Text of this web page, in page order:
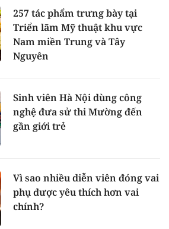
257 tác phẩm trưng bày tại
Triển lãm Mỹ thuật khu vực
Nam miền Trung và Tây
Nguyên
Sinh viên Hà Nội dùng công
nghệ đưa sử thi Mường đến
gần giới trẻ
Vì sao nhiều diễn viên đóng vai
phụ được yêu thích hơn vai
chính?